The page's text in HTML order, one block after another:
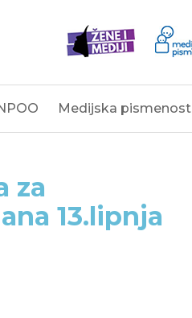
Medijska pismenost
za
13.lipnja